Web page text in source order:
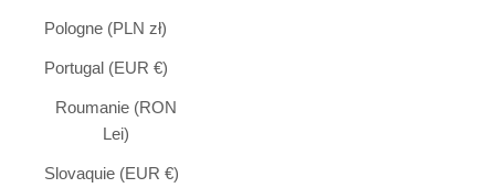
Pologne (PLN zł)
Portugal (EUR €)
Roumanie (RON
Lei)
Slovaquie (EUR €)